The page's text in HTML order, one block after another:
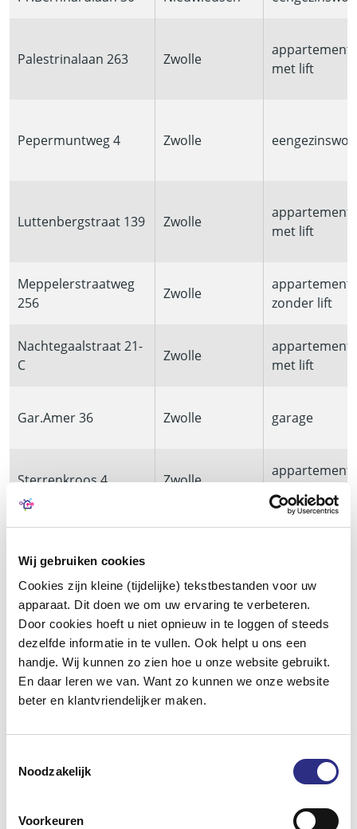
Wij gebruiken cookies
Cookies zijn kleine (tijdelijke) tekstbestanden voor uw
apparaat. Dit doen we om uw ervaring te verbeteren.
Door cookies hoeft u niet opnieuw in te loggen of steeds
dezelfde informatie in te vullen. Ook helpt u ons een
handje. Wij kunnen zo zien hoe u onze website gebruikt.
En daar leren we van. Want zo kunnen we onze website
beter en klantvriendelijker maken.
Noodzakelijk
Voorkeuren
Palestrinalaan 263 Zwolle
appartement
met lift
Pepermuntweg 4 Zwolle
Luttenbergstraat 139 Zwolle
appartement
met lift
Meppelerstraatweg
256
Zwolle
appartement
zonder lift
Nachtegaalstraat 21-
C
Zwolle
appartement
met lift
Gar.Amer 36 Zwolle garage
Sterrenkroos 4 Zwolle
appartement
appartement
Haringvliet 65 Zwolle
appartement
met lift
Markfluwerhof 1 Kloosterhaar
met lift
appartement